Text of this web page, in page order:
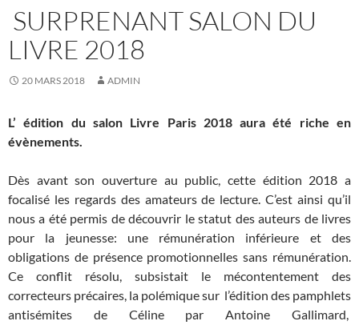
SURPRENANT SALON DU
LIVRE 2018
20 MARS 2018 ADMIN
L’ édition du salon Livre Paris 2018 aura été riche en
évènements.
Dès avant son ouverture au public, cette édition 2018 a
focalisé les regards des amateurs de lecture. C’est ainsi qu’il
nous a été permis de découvrir le statut des auteurs de livres
pour la jeunesse: une rémunération inférieure et des
obligations de présence promotionnelles sans rémunération.
Ce conflit résolu, subsistait le mécontentement des
correcteurs précaires, la polémique sur l’édition des pamphlets
antisémites de Céline par Antoine Gallimard,